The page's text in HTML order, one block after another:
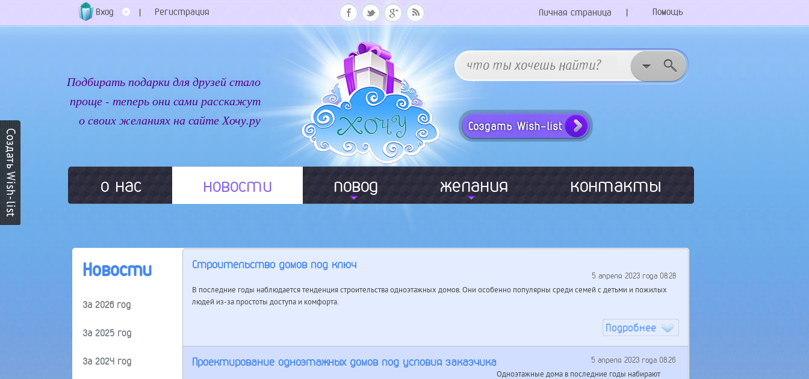
Помощь
Вход | Регистрация |
Личная страница
Подбирать подарки для друзей стало
проще - теперь они сами расскажут
о своих желаниях на сайте Хочу.ру
о нас новости повод желания контакты
Новости
За 2026 год
За 2025 год
За 2024 год
Строительство домов под ключ
5 апреля 2023 года 08:28
В последние годы наблюдается тенденция строительства одноэтажных домов. Они особенно популярны среди семей с детьми и пожилых
людей из-за простоты доступа и комфорта.
Подробнее
Проектирование одноэтажных домов под условия заказчика
5 апреля 2023 года 08:26
Одноэтажные дома в последние годы набирают